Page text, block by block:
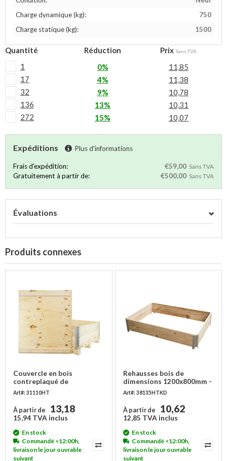
Charge dynamique (kg):
750
Charge statique (kg):
1500
Quantité Réduction Prix Sans TVA
1 0%
11,85
17
4%
11,38
32
9%
10,78
136
13%
10,31
272
15% 10,07
Expéditions Plus d'informations
Frais d'expédition: €59,00 Sans TVA
Gratuitement à partir de: €500,00 Sans TVA
Évaluations
Produits connexes
Couvercle en bois
contreplaqué de
dimensions 1200x1000 mm
Art#: 31110HT
À partir de 13,18
15,94 TVA inclus
En stock
Commandé <12:00h,
livraison le jour ouvrable
suivant
Rehausses bois de
dimensions 1200x800mm -
4 charnières, nouveau,
choix B
Art#: 38135HTKD
À partir de 10,62
12,85 TVA inclus
En stock
Commandé <12:00h,
livraison le jour ouvrable
suivant